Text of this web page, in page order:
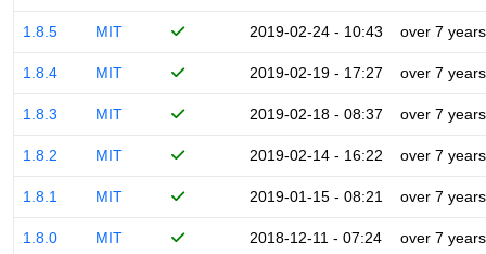
1.8.5 MIT 2019-02-24 - 10:43 over 7 years
1.8.4 MIT 2019-02-19 - 17:27 over 7 years
1.8.3 MIT 2019-02-18 - 08:37 over 7 years
1.8.2 MIT 2019-02-14 - 16:22 over 7 years
1.8.1 MIT 2019-01-15 - 08:21 over 7 years
1.8.0 MIT 2018-12-11 - 07:24 over 7 years